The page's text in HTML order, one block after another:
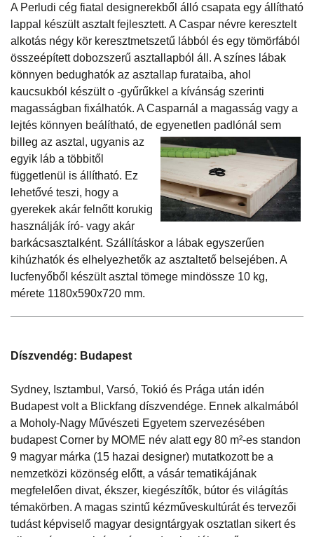
A Perludi cég fiatal designerekből álló csapata egy állítható
lappal készült asztalt fejlesztett. A Caspar névre keresztelt
alkotás négy kör keresztmetszetű lábból és egy tömörfából
összeépített dobozszerű asztallapból áll. A színes lábak
könnyen bedughatók az asztallap furataiba, ahol
kaucsukból készült o -gyűrűkkel a kívánság szerinti
magasságban fixálhatók. A Casparnál a magasság vagy a
lejtés könnyen beálítható, de egyenetlen padlónál sem
billeg az asztal, ugyanis az
egyik láb a többitől
függetlenül is állítható. Ez
lehetővé teszi, hogy a
gyerekek akár felnőtt korukig
használják író- vagy akár
barkácsasztalként. Szállításkor a lábak egyszerűen
kihúzhatók és elhelyezhetők az asztaltető belsejében. A
lucfenyőből készült asztal tömege mindössze 10 kg,
mérete 1180x590x720 mm.
Díszvendég: Budapest
Sydney, Isztambul, Varsó, Tokió és Prága után idén
Budapest volt a Blickfang díszvendége. Ennek alkalmából
a Moholy-Nagy Művészeti Egyetem szervezésében
budapest Corner by MOME név alatt egy 80 m²-es standon
9 magyar márka (15 hazai designer) mutatkozott be a
nemzetközi közönség előtt, a vásár tematikájának
megfelelően divat, ékszer, kiegészítők, bútor és világítás
témakörben. A magas szintű kézműveskultúrát és tervezői
tudást képviselő magyar designtárgyak osztatlan sikert és